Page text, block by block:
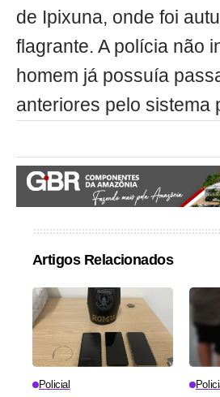
de Ipixuna, onde foi
flagrante. A polícia não
homem já possuía
anteriores pelo sistema
Artigos Relacionados
Policial